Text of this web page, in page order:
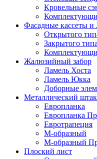
Кровельные
Фасадные кассеты и
Открытого
Закрытого типа
Жалюзийный забор
Ламель Хоста
Ламель Юкка
Доборные
Металлический
Европланка
Европланка
Евротрапеция
М-образный
М-образный
Плоский лист